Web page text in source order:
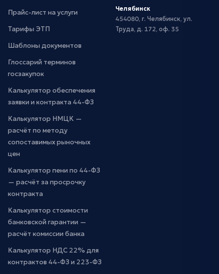
Прайс-лист на услуги
Тарифы ЭТП
Шаблоны документов
Глоссарий терминов
госзакупок
Калькулятор обеспечения
заявки и контракта 44-ФЗ
Калькулятор НМЦК —
расчёт по методу
сопоставимых рыночных
цен
Калькулятор пени по 44-ФЗ
— расчёт за просрочку
контракта
Калькулятор стоимости
банковской гарантии —
расчёт комиссии банка
Калькулятор НДС 22% для
контрактов 44-ФЗ и 223-ФЗ
Челябинск
454080, г. Челябинск, ул.
Труда, д. 172, оф. 35